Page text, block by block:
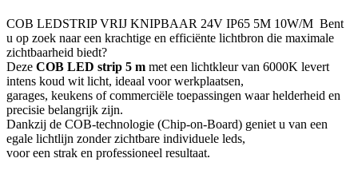
COB LEDSTRIP VRIJ KNIPBAAR 24V IP65 5M 10W/M Bent
u op zoek naar een krachtige en efficiënte lichtbron die maximale
zichtbaarheid biedt?
Deze COB LED strip 5 m met een lichtkleur van 6000K levert
intens koud wit licht, ideaal voor werkplaatsen,
garages, keukens of commerciële toepassingen waar helderheid en
precisie belangrijk zijn.
Dankzij de COB-technologie (Chip-on-Board) geniet u van een
egale lichtlijn zonder zichtbare individuele leds,
voor een strak en professioneel resultaat.